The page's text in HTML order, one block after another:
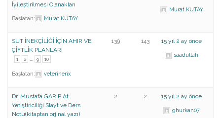
İyileştirilmesi Olanakları
Başlatan: Murat KUTAY
Murat KUTAY
SÜT İNEKÇİLİĞİ İÇİN AHIR VE
ÇİFTLİK PLANLARI
1 2 … 9 10
Başlatan: veterinerix
139 143 15 yıl 2 ay önce
saadullah
Dr. Mustafa GARİP At
Yetiştiriciliği Slayt ve Ders
Notu(kitaptan orjinal yazı)
2 2 15 yıl 2 ay önce
ghurkan07